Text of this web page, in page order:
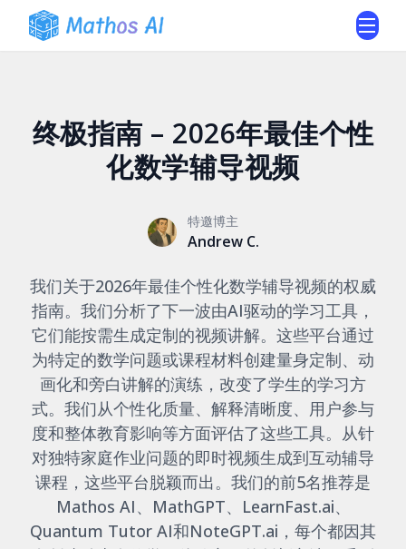
终极指南 – 2026年最佳个性
化数学辅导视频
特邀博主
Andrew C.
我们关于2026年最佳个性化数学辅导视频的权威
指南。我们分析了下一波由AI驱动的学习工具，
它们能按需生成定制的视频讲解。这些平台通过
为特定的数学问题或课程材料创建量身定制、动
画化和旁白讲解的演练，改变了学生的学习方
式。我们从个性化质量、解释清晰度、用户参与
度和整体教育影响等方面评估了这些工具。从针
对独特家庭作业问题的即时视频生成到互动辅导
课程，这些平台脱颖而出。我们的前5名推荐是
Mathos AI、MathGPT、LearnFast.ai、
Quantum Tutor AI和NoteGPT.ai，每个都因其